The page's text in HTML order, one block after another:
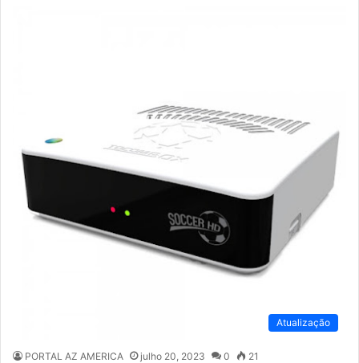
Atualização
PORTAL AZ AMERICA julho 20, 2023 0 21